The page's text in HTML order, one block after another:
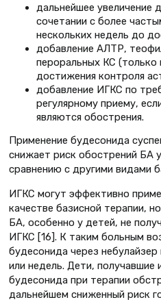
дальнейшее
сочетании с более
нескольких недель до
добавление АЛТР,
пероральных КС (только
достижения контроля
добавление ИГКС по
регулярному приему,
являются обострения.
Применение будесонида
снижает риск обострений БА
сравнению с другими видами
ИГКС могут эффективно
качестве базисной терапии,
БА, особенно у детей, не
ИГКС [16]. К таким больным
будесонида через
или недель. Дети, получавшие
будесонида при терапии
дальнейшем сниженный риск